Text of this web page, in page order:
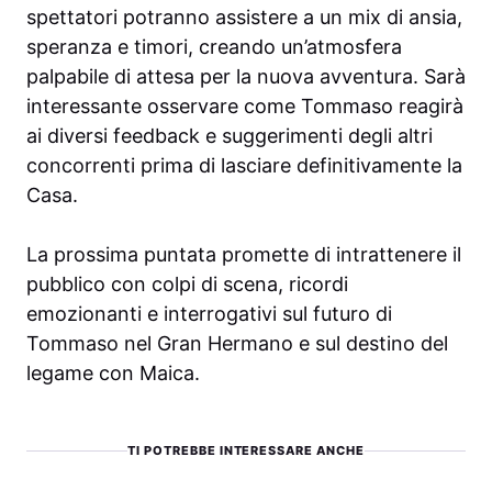
spettatori potranno assistere a un mix di ansia,
speranza e timori, creando un’atmosfera
palpabile di attesa per la nuova avventura. Sarà
interessante osservare come Tommaso reagirà
ai diversi feedback e suggerimenti degli altri
concorrenti prima di lasciare definitivamente la
Casa.
La prossima puntata promette di intrattenere il
pubblico con colpi di scena, ricordi
emozionanti e interrogativi sul futuro di
Tommaso nel Gran Hermano e sul destino del
legame con Maica.
TI POTREBBE INTERESSARE ANCHE